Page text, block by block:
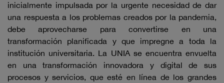
inicialmente impulsada por la urgente necesidad de dar
una respuesta a los problemas creados por la pandemia,
debe aprovecharse para convertirse en una
transformación planificada y que impregne a toda la
institución universitaria. La UNIA se encuentra envuelta
en una transformación innovadora y digital de sus
procesos y servicios, que esté en línea de los grandes